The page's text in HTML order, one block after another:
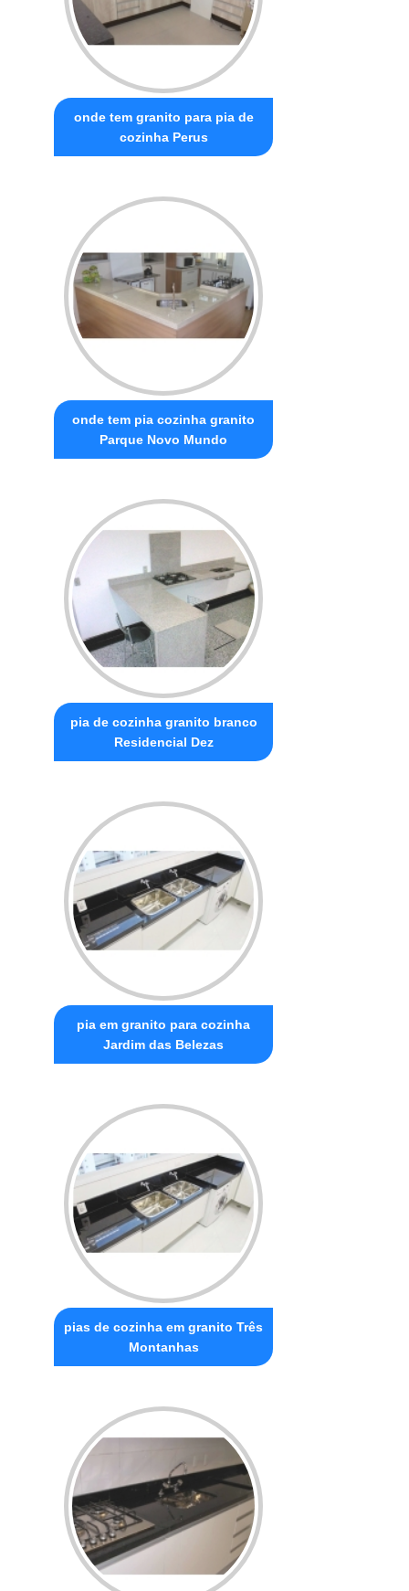
onde tem granito para pia de
cozinha Perus
onde tem pia cozinha granito
Parque Novo Mundo
pia de cozinha granito branco
Residencial Dez
pia em granito para cozinha
Jardim das Belezas
pias de cozinha em granito Três
Montanhas